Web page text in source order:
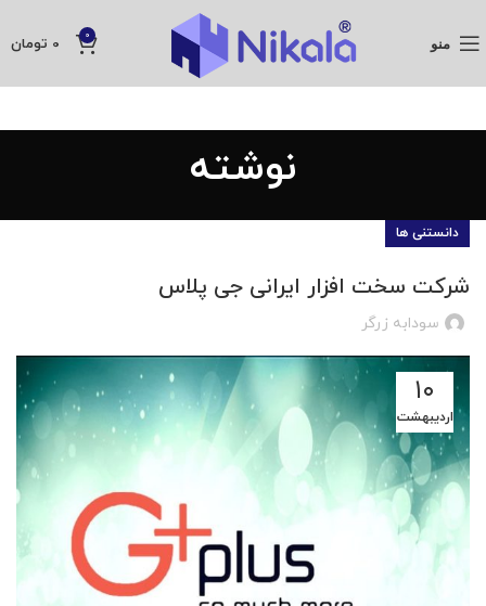
منو 0
0 تومان
نوشته
دانستنی ها
شرکت سخت افزار ایرانی جی پلاس
سودابه زرگر
۱۰
اردیبهشت